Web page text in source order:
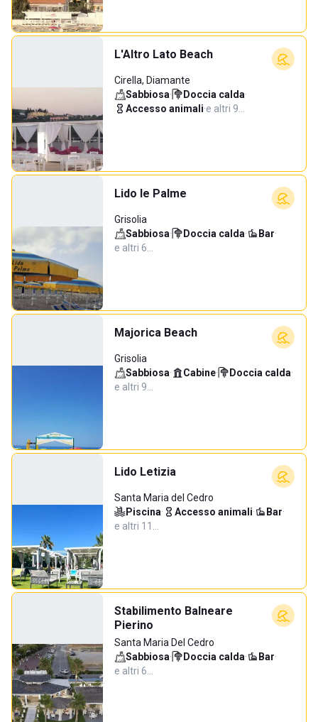
L'Altro Lato Beach
Cirella, Diamante
Sabbiosa· Doccia calda·
Accesso animali·e altri 9…
Lido le Palme
Grisolia
Sabbiosa· Doccia calda· Bar·
e altri 6…
Majorica Beach
Grisolia
Sabbiosa· Cabine· Doccia calda·
e altri 9…
Lido Letizia
Santa Maria del Cedro
Piscina· Accesso animali· Bar·
e altri 11…
Stabilimento Balneare
Pierino
Santa Maria Del Cedro
Sabbiosa· Doccia calda· Bar·
e altri 6…